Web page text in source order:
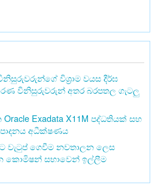
විශ්‍රාම වයස දීර්ඝ
විනිසුරුවරුන් අතර බරපතල ගැටලු
Oracle Exadata X11M පද්ධතියක් සහ
අධීක්ෂණය
වැටුප් ගෙවීම නවතාලන ලෙස
කොමිෂන් සභාවෙන් ඉල්ලීම